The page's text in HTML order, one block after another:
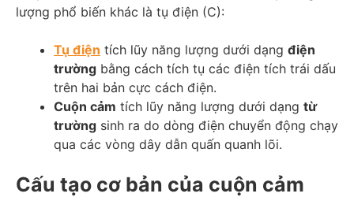
lượng phổ biến khác là tụ điện (C):
Tụ điện tích lũy năng lượng dưới dạng điện
trường bằng cách tích tụ các điện tích trái dấu
trên hai bản cực cách điện.
Cuộn cảm tích lũy năng lượng dưới dạng từ
trường sinh ra do dòng điện chuyển động chạy
qua các vòng dây dẫn quấn quanh lõi.
Cấu tạo cơ bản của cuộn cảm